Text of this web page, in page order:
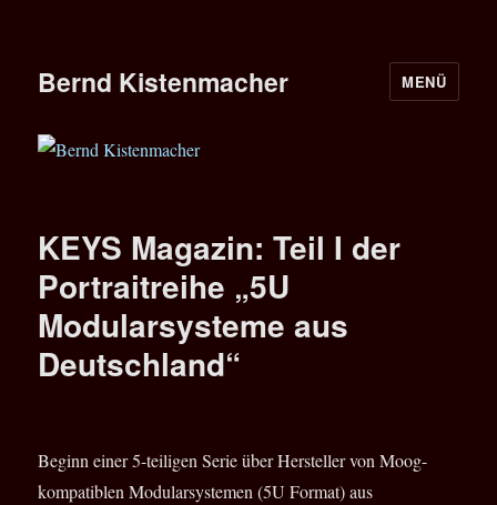
Bernd Kistenmacher MENÜ
KEYS Magazin: Teil I der
Portraitreihe „5U
Modularsysteme aus
Deutschland“
Beginn einer 5-teiligen Serie über Hersteller von Moog-
kompatiblen Modularsystemen (5U Format) aus